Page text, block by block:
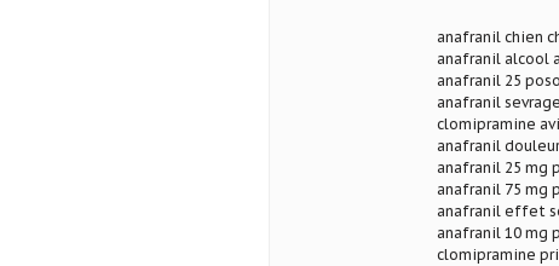
anafranil chien
anafranil alcool
anafranil 25
anafranil
clomipramine
anafranil
anafranil 25 mg
anafranil 75 mg
anafranil effet
anafranil 10 mg
clomipramine